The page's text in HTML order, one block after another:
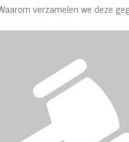
verzamelen we deze